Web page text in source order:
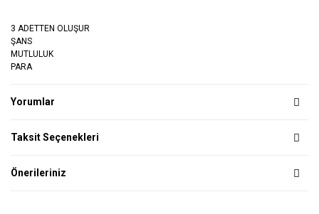
3 ADETTEN OLUŞUR
ŞANS
MUTLULUK
PARA
Yorumlar
Taksit Seçenekleri
Önerileriniz